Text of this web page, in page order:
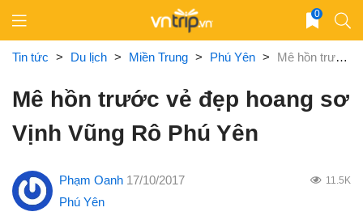
content
0
Tin tức > Du lịch > Miền Trung > Phú Yên > Mê hồn trước vẻ đẹp hoang sơ Vịnh Vũng Rô Phú Yên
Mê hồn trước vẻ đẹp hoang sơ
Vịnh Vũng Rô Phú Yên
Phạm Oanh 17/10/2017 11.5K
Phú Yên